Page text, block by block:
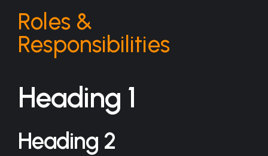
Roles &
Responsibilities
Heading 1
Heading 2